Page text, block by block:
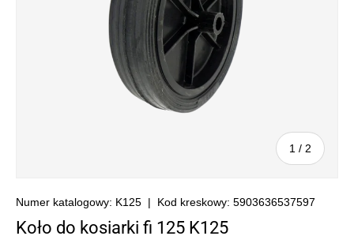
1 / z
2
Numer katalogowy: K125 | Kod kreskowy: 5903636537597
Koło do kosiarki fi 125 K125